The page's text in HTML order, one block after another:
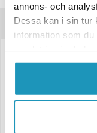
annons- och
Dessa kan i sin tur
information som
Produktinformation
2380029
Påskjutsdämpare AL-KO
Påskjutsdämpare till